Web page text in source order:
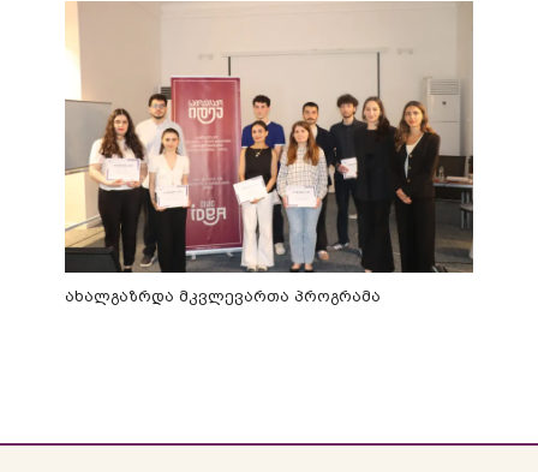
ახალგაზრდა მკვლევართა პროგრამა